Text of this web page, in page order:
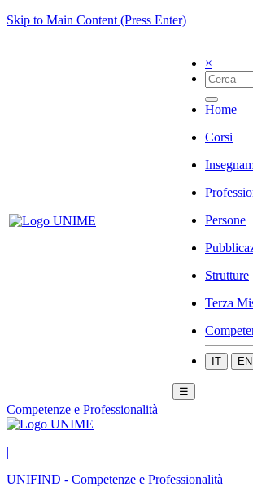
Skip to Main Content (Press Enter)
×
Home
Corsi
Persone
Strutture
Terza
IT EN
☰
Competenze e Professionalità
|
UNIFIND - Competenze e Professionalità